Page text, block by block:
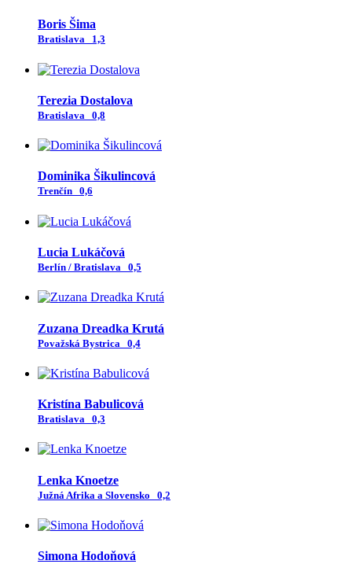
Boris Šima
Bratislava 1,3
Terezia Dostalova
Bratislava 0,8
Dominika Šikulincová
Trenčín 0,6
Lucia Lukáčová
Berlín / Bratislava 0,5
Zuzana Dreadka Krutá
Považská Bystrica 0,4
Kristína Babulicová
Bratislava 0,3
Lenka Knoetze
Južná Afrika a Slovensko 0,2
Simona Hodoňová